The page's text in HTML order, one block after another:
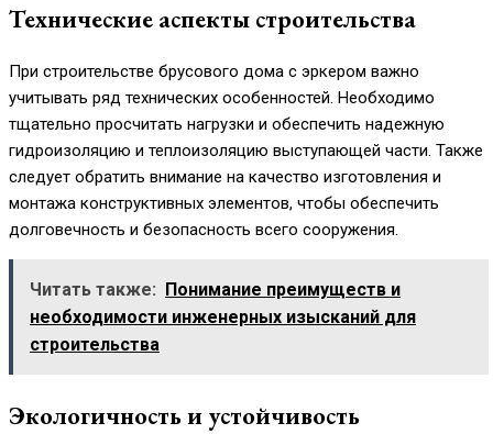
Технические аспекты строительства
При строительстве брусового дома с эркером важно
учитывать ряд технических особенностей. Необходимо
тщательно просчитать нагрузки и обеспечить надежную
гидроизоляцию и теплоизоляцию выступающей части. Также
следует обратить внимание на качество изготовления и
монтажа конструктивных элементов, чтобы обеспечить
долговечность и безопасность всего сооружения.
Читать также:
Понимание преимуществ и
необходимости инженерных изысканий для
строительства
Экологичность и устойчивость